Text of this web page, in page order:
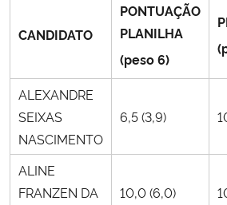
Controladoria-Geral da União
Ministério da Mulher, da Família e dos Direitos
Secretaria-Geral
CANDIDATO
PONTUAÇÃO
PLANILHA
(peso 6)
ALEXANDRE
SEIXAS
NASCIMENTO
6,5 (3,9)
ALINE
FRANZEN DA
10,0 (6,0)